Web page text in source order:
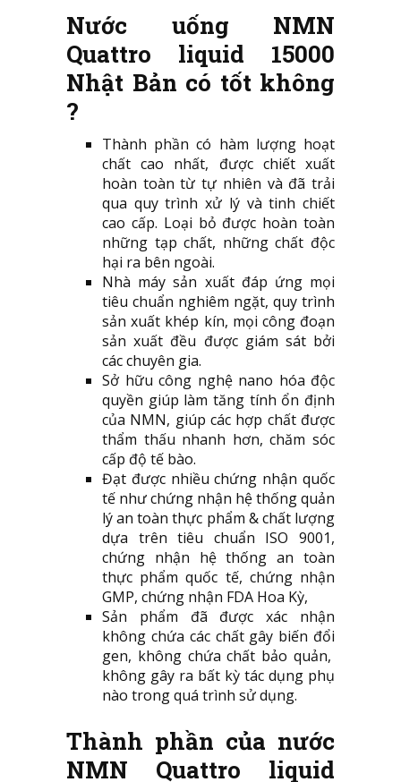
Nước uống NMN
Quattro liquid 15000
Nhật Bản có tốt không
?
Thành phần có hàm lượng hoạt
chất cao nhất, được chiết xuất
hoàn toàn từ tự nhiên và đã trải
qua quy trình xử lý và tinh chiết
cao cấp. Loại bỏ được hoàn toàn
những tạp chất, những chất độc
hại ra bên ngoài.
Nhà máy sản xuất đáp ứng mọi
tiêu chuẩn nghiêm ngặt, quy trình
sản xuất khép kín, mọi công đoạn
sản xuất đều được giám sát bởi
các chuyên gia.
Sở hữu công nghệ nano hóa độc
quyền giúp làm tăng tính ổn định
của NMN, giúp các hợp chất được
thẩm thấu nhanh hơn, chăm sóc
cấp độ tế bào.
Đạt được nhiều chứng nhận quốc
tế như chứng nhận hệ thống quản
lý an toàn thực phẩm & chất lượng
dựa trên tiêu chuẩn ISO 9001,
chứng nhận hệ thống an toàn
thực phẩm quốc tế, chứng nhận
GMP, chứng nhận FDA Hoa Kỳ,
Sản phẩm đã được xác nhận
không chứa các chất gây biến đổi
gen, không chứa chất bảo quản,
không gây ra bất kỳ tác dụng phụ
nào trong quá trình sử dụng.
Thành phần của nước
NMN Quattro liquid